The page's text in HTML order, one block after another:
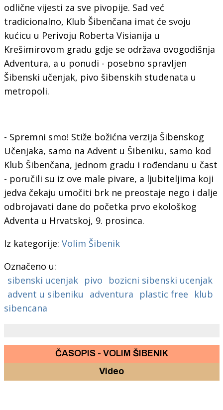
odlične vijesti za sve pivopije. Sad već
tradicionalno, Klub Šibenčana imat će svoju
kućicu u Perivoju Roberta Visianija u
Krešimirovom gradu gdje se održava ovogodišnja
Adventura, a u ponudi - posebno spravljen
Šibenski učenjak, pivo šibenskih studenata u
metropoli.
- Spremni smo! Stiže božićna verzija Šibenskog
Učenjaka, samo na Advent u Šibeniku, samo kod
Klub Šibenčana, jednom gradu i rođendanu u čast
- poručili su iz ove male pivare, a ljubiteljima koji
jedva čekaju umočiti brk ne preostaje nego i dalje
odbrojavati dane do početka prvo ekološkog
Adventa u Hrvatskoj, 9. prosinca.
Iz kategorije: Volim Šibenik
Označeno u:
sibenski ucenjak pivo
bozicni sibenski ucenjak
advent u sibeniku
adventura plastic free
klub
sibencana
ČASOPIS - VOLIM ŠIBENIK
Video